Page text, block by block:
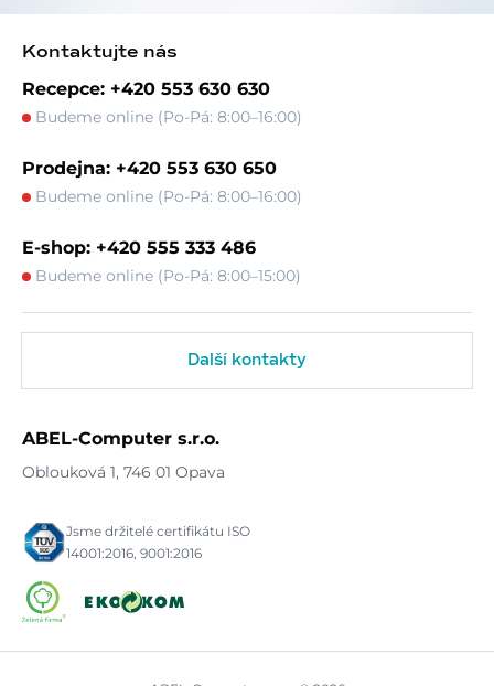
Kontaktujte nás
Recepce: +420 553 630 630
Budeme online (Po-Pá: 8:00–16:00)
Prodejna: +420 553 630 650
Budeme online (Po-Pá: 8:00–16:00)
E-shop: +420 555 333 486
Budeme online (Po-Pá: 8:00–15:00)
Další kontakty
ABEL-Computer s.r.o.
Oblouková 1, 746 01 Opava
Jsme držitelé certifikátu ISO
14001:2016, 9001:2016